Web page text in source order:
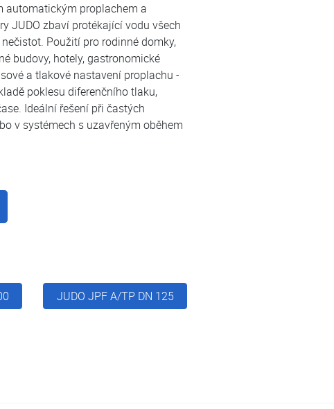
automatickým proplachem a
JUDO zbaví protékající vodu všech
Použití pro rodinné domky,
budovy, hotely, gastronomické
a tlakové nastavení proplachu -
poklesu diferenčního tlaku,
Ideální řešení při častých
v systémech s uzavřeným oběhem
JUDO JPF A/TP DN 125